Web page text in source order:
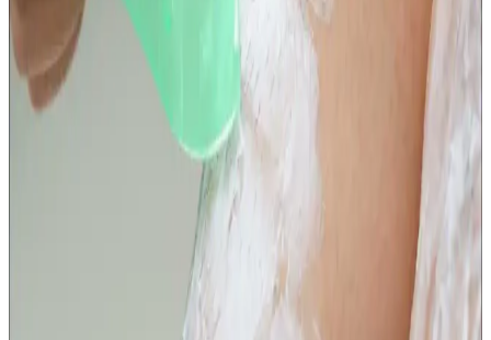
Çocukların gelişimini destekleyen Nutrigen Balık Yağı ve Üzüm
Şurubu seti, vitamin ve minerallerle dolu, aromalı ve kullanımı kolay
bir takviye seçeneği sunar.
Çocuklar İçin Güvenilir Probiyotik: Teptip NBL
Probiotic Kids 30 Çiğneme Tableti Özellikleri ve
Teptip NBL Probiotic Kids 30 Çiğneme Tableti, çocukların bağırsak
ve bağışıklık sağlığını destekleyen, tatlı ve kolay çiğnenebilir
formda, 2,3 milyar aktif probiyotik içeren güvenilir bir takviye
Nutrigen Balık Yağı ve L-Arjinin Şurubu Çocuklar